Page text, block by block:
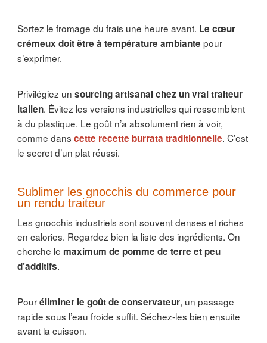
Sortez le fromage du frais une heure avant. Le cœur
crémeux doit être à température ambiante pour
s’exprimer.
Privilégiez un sourcing artisanal chez un vrai traiteur
italien. Évitez les versions industrielles qui ressemblent
à du plastique. Le goût n’a absolument rien à voir,
comme dans cette recette burrata traditionnelle. C’est
le secret d’un plat réussi.
Sublimer les gnocchis du commerce pour
un rendu traiteur
Les gnocchis industriels sont souvent denses et riches
en calories. Regardez bien la liste des ingrédients. On
cherche le maximum de pomme de terre et peu
d’additifs.
Pouréliminer le goût de conservateur, un passage
rapide sous l’eau froide suffit. Séchez-les bien ensuite
avant la cuisson.